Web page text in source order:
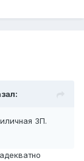
ЗП.